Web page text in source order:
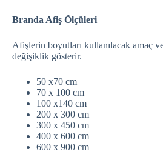
Branda Afiş Ölçüleri
Afişlerin boyutları kullanılacak amaç
değişiklik gösterir.
50 x70 cm
70 x 100 cm
100 x140 cm
200 x 300 cm
300 x 450 cm
400 x 600 cm
600 x 900 cm